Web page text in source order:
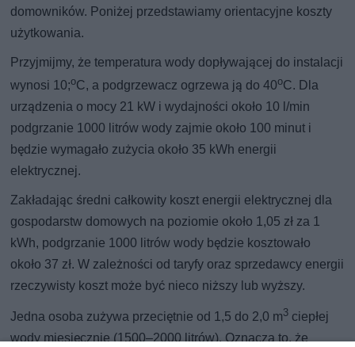
domowników. Poniżej przedstawiamy orientacyjne koszty
użytkowania.
Przyjmijmy, że temperatura wody dopływającej do instalacji
wynosi 10;oC, a podgrzewacz ogrzewa ją do 40oC. Dla
urządzenia o mocy 21 kW i wydajności około 10 l/min
podgrzanie 1000 litrów wody zajmie około 100 minut i
będzie wymagało zużycia około 35 kWh energii
elektrycznej.
Zakładając średni całkowity koszt energii elektrycznej dla
gospodarstw domowych na poziomie około 1,05 zł za 1
kWh, podgrzanie 1000 litrów wody będzie kosztowało
około 37 zł. W zależności od taryfy oraz sprzedawcy energii
rzeczywisty koszt może być nieco niższy lub wyższy.
Jedna osoba zużywa przeciętnie od 1,5 do 2,0 m3 ciepłej
wody miesięcznie (1500–2000 litrów). Oznacza to, że